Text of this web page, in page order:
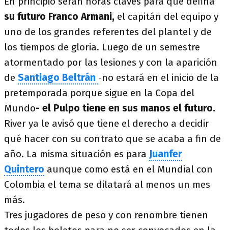
su futuro Franco Armani, el capitán del equipo y
uno de los grandes referentes del plantel y de
los tiempos de gloria. Luego de un semestre
atormentado por las lesiones y con la aparición
de Santiago Beltrán -no estará en el inicio de la
pretemporada porque sigue en la Copa del
Mundo- el Pulpo tiene en sus manos el futuro.
River ya le avisó que tiene el derecho a decidir
qué hacer con su contrato que se acaba a fin de
año. La misma situación es para Juanfer
Quintero aunque como está en el Mundial con
Colombia el tema se dilatará al menos un mes
más.
Tres jugadores de peso y con renombre tienen